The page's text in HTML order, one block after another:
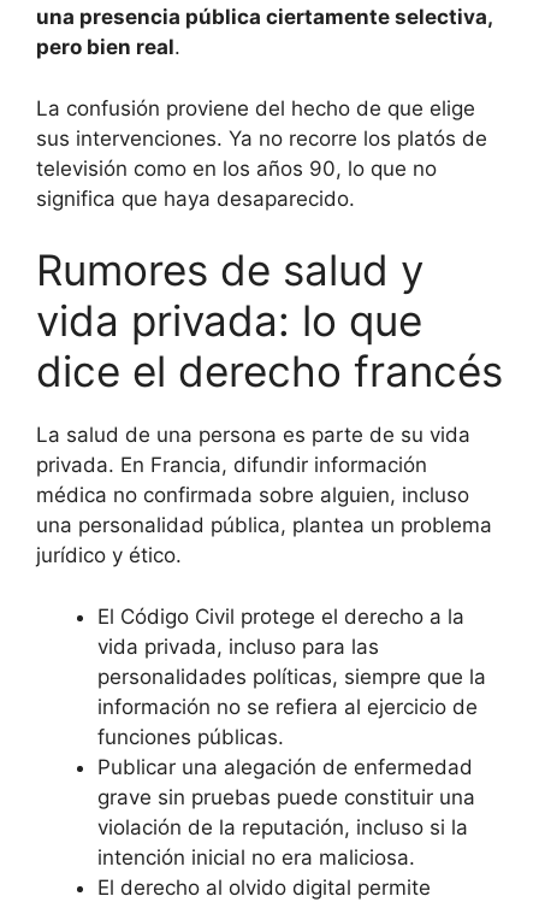
una presencia pública ciertamente selectiva,
pero bien real.
La confusión proviene del hecho de que elige
sus intervenciones. Ya no recorre los platós de
televisión como en los años 90, lo que no
significa que haya desaparecido.
Rumores de salud y
vida privada: lo que
dice el derecho francés
La salud de una persona es parte de su vida
privada. En Francia, difundir información
médica no confirmada sobre alguien, incluso
una personalidad pública, plantea un problema
jurídico y ético.
El Código Civil protege el derecho a la
vida privada, incluso para las
personalidades políticas, siempre que la
información no se refiera al ejercicio de
funciones públicas.
Publicar una alegación de enfermedad
grave sin pruebas puede constituir una
violación de la reputación, incluso si la
intención inicial no era maliciosa.
El derecho al olvido digital permite